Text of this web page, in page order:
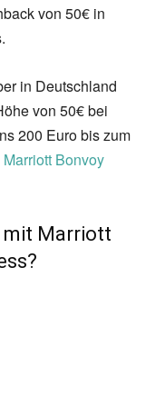
von 50€ in
in Deutschland
von 50€ bei
200 Euro bis zum
Bonvoy
mit Marriott